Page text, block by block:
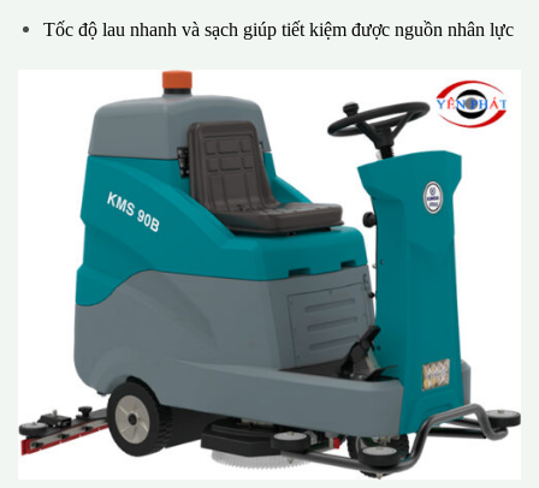
Tốc độ lau nhanh và sạch giúp tiết kiệm được nguồn nhân lực